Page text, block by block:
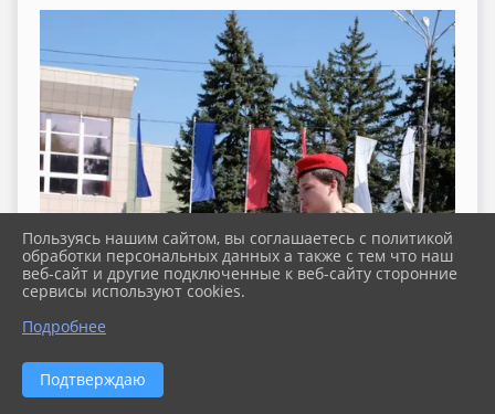
Пользуясь нашим сайтом, вы соглашаетесь с политикой
обработки персональных данных а также с тем что наш
веб-сайт и другие подключенные к веб-сайту сторонние
сервисы используют cookies.
Подробнее
Подтверждаю